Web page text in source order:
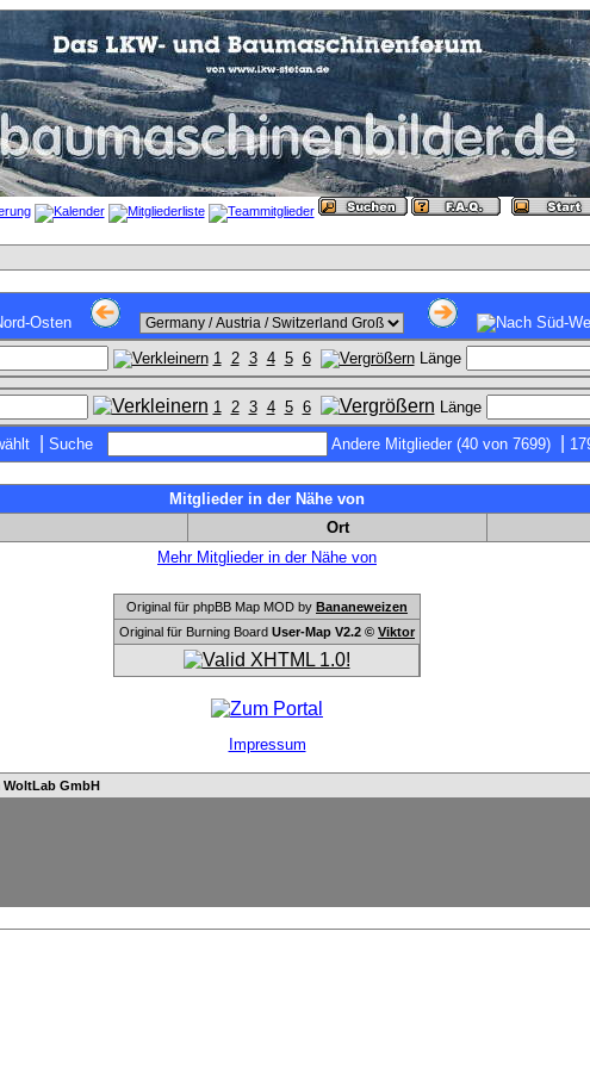
1 2 3 4 5 6 Länge
1 2 3 4 5 6 Länge
Suche Andere Mitglieder (40 von 7699)
Mitglieder in der Nähe von
Ort
Mehr Mitglieder in der Nähe von
Original für phpBB Map MOD by Bananeweizen
Original für Burning Board User-Map V2.2 © Viktor
Impressum
WoltLab GmbH